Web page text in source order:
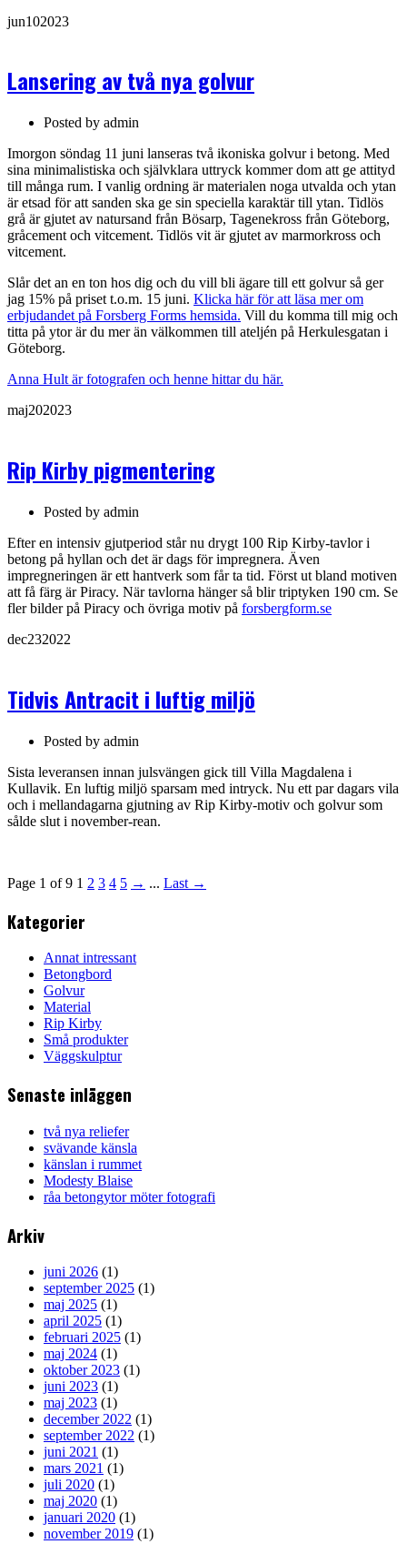
jun102023
Lansering av två nya golvur
Posted by admin
Imorgon söndag 11 juni lanseras två ikoniska golvur i betong. Med
sina minimalistiska och självklara uttryck kommer dom att ge attityd
till många rum. I vanlig ordning är materialen noga utvalda och ytan
är etsad för att sanden ska ge sin speciella karaktär till ytan. Tidlös
grå är gjutet av natursand från Bösarp, Tagenekross från Göteborg,
gråcement och vitcement. Tidlös vit är gjutet av marmorkross och
vitcement.
Slår det an en ton hos dig och du vill bli ägare till ett golvur så ger
jag 15% på priset t.o.m. 15 juni. Klicka här för att läsa mer om
erbjudandet på Forsberg Forms hemsida. Vill du komma till mig och
titta på ytor är du mer än välkommen till ateljén på Herkulesgatan i
Göteborg.
Anna Hult är fotografen och henne hittar du här.
maj202023
Rip Kirby pigmentering
Posted by admin
Efter en intensiv gjutperiod står nu drygt 100 Rip Kirby-tavlor i
betong på hyllan och det är dags för impregnera. Även
impregneringen är ett hantverk som får ta tid. Först ut bland motiven
att få färg är Piracy. När tavlorna hänger så blir triptyken 190 cm. Se
fler bilder på Piracy och övriga motiv på forsbergform.se
dec232022
Tidvis Antracit i luftig miljö
Posted by admin
Sista leveransen innan julsvängen gick till Villa Magdalena i
Kullavik. En luftig miljö sparsam med intryck. Nu ett par dagars vila
och i mellandagarna gjutning av Rip Kirby-motiv och golvur som
sålde slut i november-rean.
Page 1 of 9 1 2 3 4 5 → ... Last →
Kategorier
Annat intressant
Betongbord
Golvur
Material
Rip Kirby
Små produkter
Väggskulptur
Senaste inläggen
två nya reliefer
svävande känsla
känslan i rummet
Modesty Blaise
råa betongytor möter fotografi
Arkiv
juni 2026 (1)
september 2025 (1)
maj 2025 (1)
april 2025 (1)
februari 2025 (1)
maj 2024 (1)
oktober 2023 (1)
juni 2023 (1)
maj 2023 (1)
december 2022 (1)
september 2022 (1)
juni 2021 (1)
mars 2021 (1)
juli 2020 (1)
maj 2020 (1)
januari 2020 (1)
november 2019 (1)